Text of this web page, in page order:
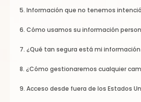
5. Información que no tenemos
6. Cómo usamos su información
7. ¿Qué tan segura está mi
8. ¿Cómo gestionaremos cualquier
9. Acceso desde fuera de los Estados